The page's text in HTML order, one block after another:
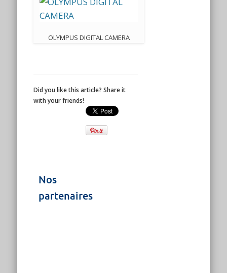
OLYMPUS DIGITAL CAMERA
Did you like this article? Share it
with your friends!
Nos
partenaires